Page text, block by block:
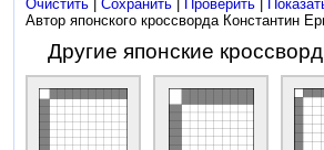
Очистить Сохранить Проверить
Автор японского кроссворда Константин
Другие японские